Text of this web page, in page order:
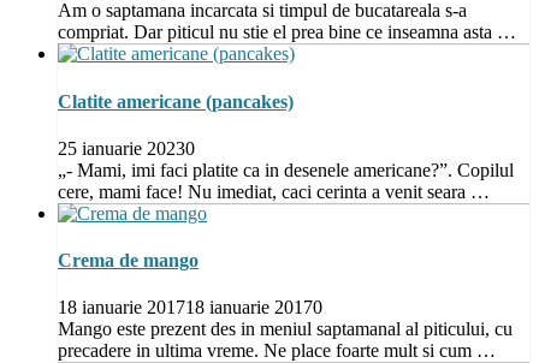
Am o saptamana incarcata si timpul de bucatareala s-a
compriat. Dar piticul nu stie el prea bine ce inseamna asta …
Clatite americane (pancakes)
25 ianuarie 20230
„- Mami, imi faci platite ca in desenele americane?”. Copilul
cere, mami face! Nu imediat, caci cerinta a venit seara …
Crema de mango
18 ianuarie 201718 ianuarie 20170
Mango este prezent des in meniul saptamanal al piticului, cu
precadere in ultima vreme. Ne place foarte mult si cum …